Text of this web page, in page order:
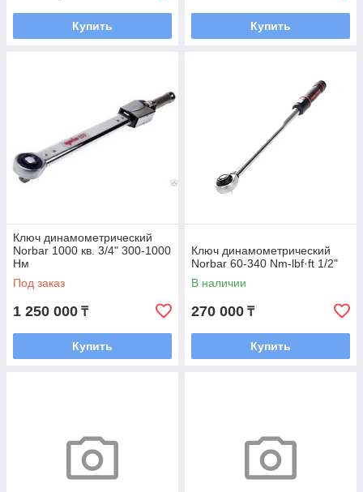
Купить Купить
Ключ динамометрический
Norbar 1000 кв. 3/4" 300-1000
Нм
Под заказ
1 250 000 ₸
Купить
Ключ динамометрический
Norbar 60-340 Nm-lbf·ft 1/2"
В наличии
270 000 ₸
Купить